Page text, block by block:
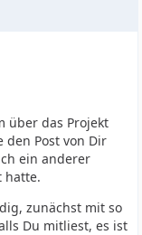
über das Projekt
den Post von Dir
ein anderer
hatte.
zunächst mit so
Du mitliest, es ist